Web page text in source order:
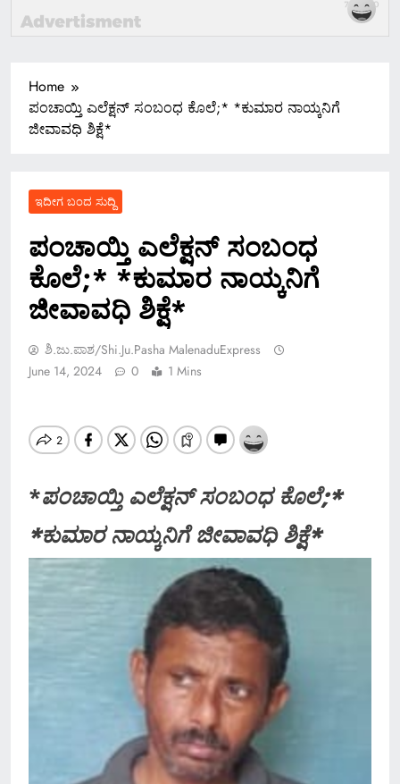
Home
ಪಂಚಾಯ್ತಿ ಎಲೆಕ್ಷನ್ ಸಂಬಂಧ ಕೊಲೆ;* *ಕುಮಾರ ನಾಯ್ಕನಿಗೆ
ಜೀವಾವಧಿ ಶಿಕ್ಷೆ*
ಇದೀಗ ಬಂದ ಸುದ್ದಿ
ಪಂಚಾಯ್ತಿ ಎಲೆಕ್ಷನ್ ಸಂಬಂಧ
ಕೊಲೆ;* *ಕುಮಾರ ನಾಯ್ಕನಿಗೆ
ಜೀವಾವಧಿ ಶಿಕ್ಷೆ*
ಶಿ.ಜು.ಪಾಶ/Shi.ju.pasha MalenaduExpress
June 14, 2024
0 1 Mins
*ಪಂಚಾಯ್ತಿ ಎಲೆಕ್ಷನ್ ಸಂಬಂಧ ಕೊಲೆ;*
*ಕುಮಾರ ನಾಯ್ಕನಿಗೆ ಜೀವಾವಧಿ ಶಿಕ್ಷೆ*